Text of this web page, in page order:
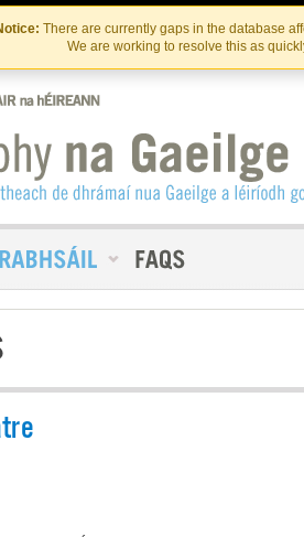
Skip
to
the
content
Skip
to
content
There are currently gaps in the database
We are working to resolve this as
Teagmháil Linn